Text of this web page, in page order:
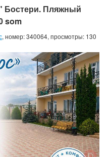
Бостери. Пляжный
som
, номер: 340064, просмотры: 130